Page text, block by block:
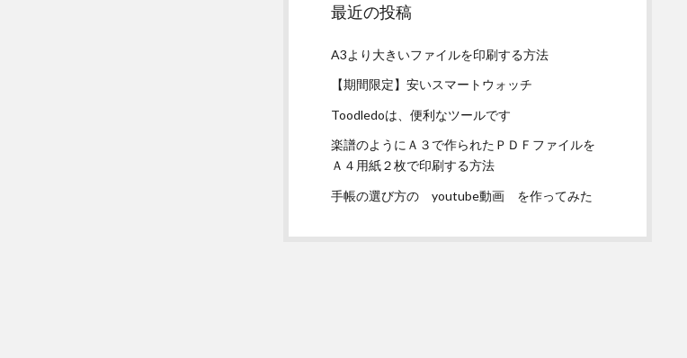
最近の投稿
A3より大きいファイルを印刷する方法
【期間限定】安いスマートウォッチ
Toodledoは、便利なツールです
楽譜のようにＡ３で作られたＰＤＦファイルを
Ａ４用紙２枚で印刷する方法
手帳の選び方の youtube動画 を作ってみた